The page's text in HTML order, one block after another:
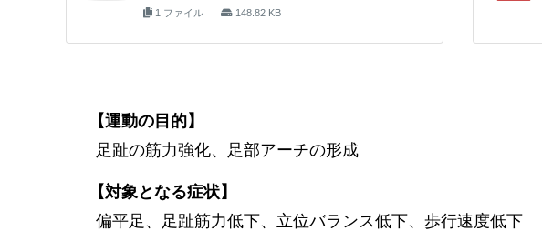
1 ファイル 148.82 KB
【運動の目的】
足趾の筋力強化、足部アーチの形成
【対象となる症状】
偏平足、足趾筋力低下、立位バランス低下、歩行速度低下